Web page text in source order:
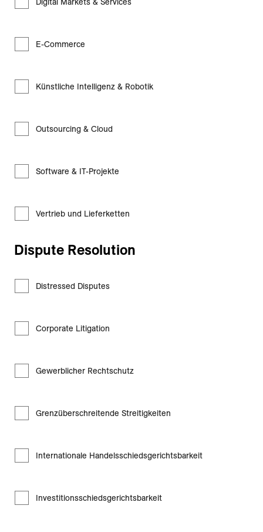
E-Commerce
Künstliche Intelligenz & Robotik
Outsourcing & Cloud
Software & IT-Projekte
Vertrieb und Lieferketten
Dispute Resolution
Distressed Disputes
Corporate Litigation
Gewerblicher Rechtschutz
Grenzüberschreitende Streitigkeiten
Internationale Handelsschiedsgerichtsbarkeit
Investitionsschiedsgerichtsbarkeit